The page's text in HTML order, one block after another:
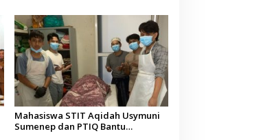
Mahasiswa STIT Aqidah Usymuni
Sumenep dan PTIQ Bantu